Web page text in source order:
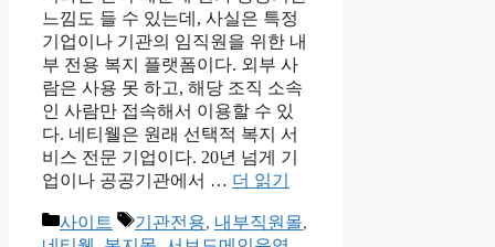
느낌도 들 수 있는데, 사실은 특정
기업이나 기관의 임직원을 위한 내
부 전용 복지 플랫폼이다. 외부 사
람은 사용 못 하고, 해당 조직 소속
인 사람만 접속해서 이용할 수 있
다. 네티웰은 원래 선택적 복지 서
비스 전문 기업이다. 20년 넘게 기
업이나 공공기관에서 … 더 읽기
카
테
사이트
태
그
기관전용, 내부직원몰,